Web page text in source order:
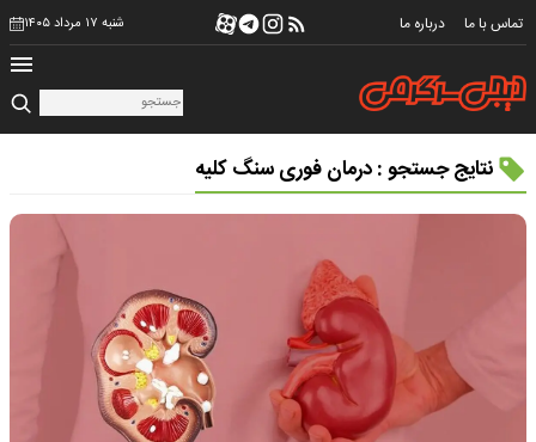
تماس با ما درباره ما شنبه ۱۷ مرداد ۱۴۰۵
نتایج جستجو : درمان فوری سنگ کلیه